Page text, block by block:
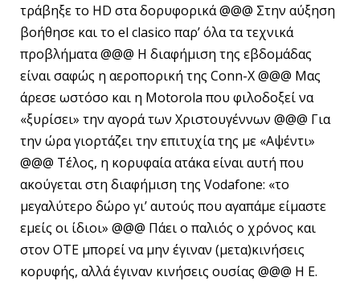
τράβηξε το HD στα δορυφορικά @@@ Στην αύξηση
βοήθησε και το el clasico παρ’ όλα τα τεχνικά
προβλήματα @@@ Η διαφήμιση της εβδομάδας
είναι σαφώς η αεροπορική της Conn-X @@@ Μας
άρεσε ωστόσο και η Motorola που φιλοδοξεί να
«ξυρίσει» την αγορά των Χριστουγέννων @@@ Για
την ώρα γιορτάζει την επιτυχία της με «Αψέντι»
@@@ Τέλος, η κορυφαία ατάκα είναι αυτή που
ακούγεται στη διαφήμιση της Vodafone: «το
μεγαλύτερο δώρο γι’ αυτούς που αγαπάμε είμαστε
εμείς οι ίδιοι» @@@ Πάει ο παλιός ο χρόνος και
στον ΟΤΕ μπορεί να μην έγιναν (μετα)κινήσεις
κορυφής, αλλά έγιναν κινήσεις ουσίας @@@ Η Ε.